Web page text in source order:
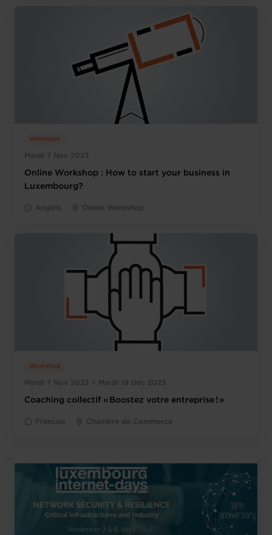
Mardi 7 Nov 2023
Webinaire
Online Workshop : How to start your business in
Luxembourg?
Anglais Online Workshop
Mardi 7 Nov 2023 > Mardi 19 Déc 2023
Workshop
Coaching collectif « Boostez votre entreprise ! »
Français Chambre de Commerce